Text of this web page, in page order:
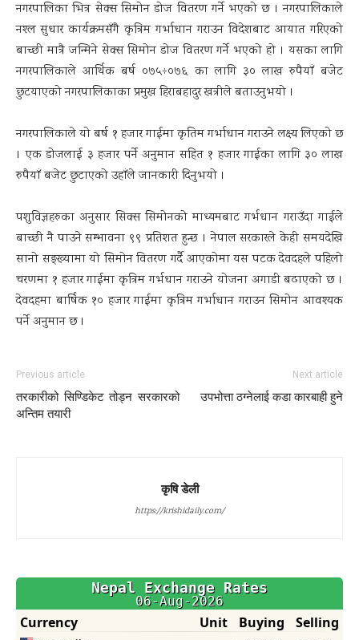
नगरपालिका भित्र सेक्स सिमोन डोज वितरण गर्ने भएको छ । नगरपालिकाले
नश्ल सुधार कार्यक्रमसँगै कृत्रिम गर्भाधान गराउन विदेशबाट आयात गरिएको
बाच्छी मात्रै जन्मिने सेक्स सिमोन डोज वितरण गर्ने भएको हो । यसका लागि
नगरपालिकाले आर्थिक बर्ष ०७५÷०७६ का लागि ३० लाख रुपैयाँ बजेट
छुटयाएको नगरपालिकाका प्रमुख हिराबहादुर खत्रीले बताउनुभयो ।
नगरपालिकाले यो बर्ष १ हजार गाईमा कृतिम गर्भाधान गराउने लक्ष्य लिएको छ
। एक डोजलाई ३ हजार पर्ने अनुमान सहित १ हजार गाईका लागि ३० लाख
रुपैयाँ बजेट छुटाएको उहाँले जानकारी दिनुभयो ।
पशुविज्ञहरुका अनुसार सिक्स सिमोनको माध्यमबाट गर्भधान गराउँदा गाईले
बाच्छी नै पाउने सम्भावना ९९ प्रतिशत हुन्छ । नेपाल सरकारले केही समयदेखि
सानो सङ्ख्यामा यो सिमोन वितरण गर्दै आएकोमा यस पटक देवदहले पहिलो
चरणमा १ हजार गाईमा कृत्रिम गर्भधान गराउने योजना अगाडी बढाएको छ ।
देवदहमा बार्षिक १० हजार गाईमा कृत्रिम गर्भाधान गराउन सिमोन आवश्यक
पर्ने अनुमान छ ।
Previous article
तरकारीको सिण्डिकेट तोड्न सरकारको
अन्तिम तयारी
Next article
उपभोत्ता ठग्नेलाई कडा कारबाही हुने
कृषि डेली
https://krishidaily.com/